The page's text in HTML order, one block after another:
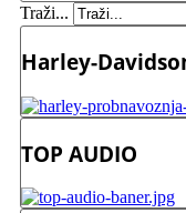
Traži...
Harley-
TOP AUDIO